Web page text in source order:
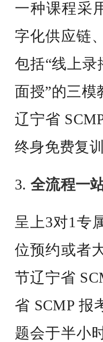
一种课程采
字化供应链
包括“线上录
面授”的三模
辽宁省
终身免费复训
3. 全流程一
呈上3对1专
位预约或者
节辽宁省
省 SCMP 报
题会于半小